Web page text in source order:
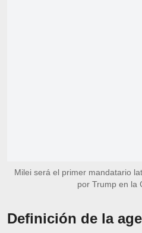
Milei será el primer mandatario
por Trump en la
Definición de la